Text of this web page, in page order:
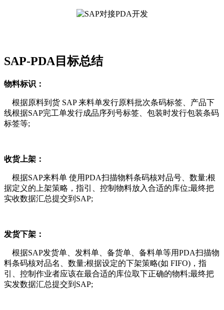
SAP-PDA目标总结
物料标识：
根据原料到货 SAP 来料单发行原料批次条码标签、产品下
线根据SAP完工单发行成品序列号标签、包装时发行包装条码
标签等;
收货上架：
根据SAP来料单 使用PDA扫描物料条码核对品号、数量;根
据定义的上架策略，指引、控制物料放入合适的库位;最终把
实收数据汇总提交到SAP;
发货下架：
根据SAP发货单、发料单、备货单、备料单等用PDA扫描物
料条码核对品名、数量;根据设定的下架策略(如 FIFO)，指
引、控制作业者应该在最合适的库位取下正确的物料;最终把
实发数据汇总提交到SAP;